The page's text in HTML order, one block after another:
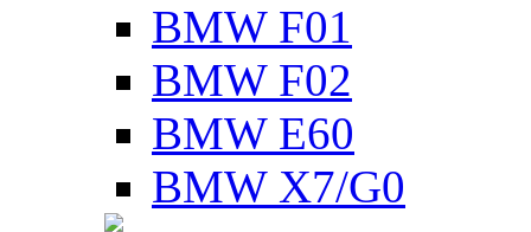
BMW F01
BMW F02
BMW E60
BMW X7/G0